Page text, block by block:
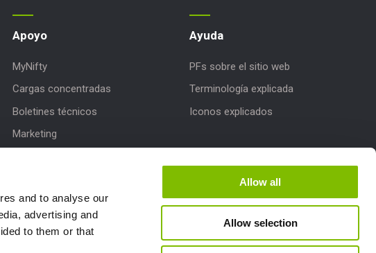
and to analyse our
advertising and
to them or that
Allow all
Allow selection
Apoyo
MyNifty
Cargas concentradas
Boletines técnicos
Marketing
NiftyPRO
Ayuda
PFs sobre el sitio web
Terminología explicada
Iconos explicados